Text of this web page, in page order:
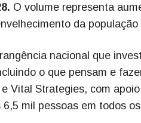
O volume representa
da
nacional que
o que pensam e
Vital Strategies, com
mil pessoas em todos